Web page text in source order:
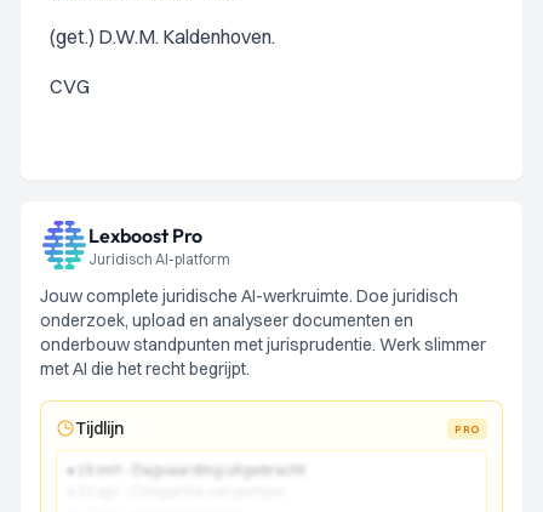
(get.) D.W.M. Kaldenhoven.
CVG
Lexboost Pro
Juridisch AI-platform
Jouw complete juridische AI-werkruimte. Doe juridisch
onderzoek, upload en analyseer documenten en
onderbouw standpunten met jurisprudentie. Werk slimmer
met AI die het recht begrijpt.
Tijdlijn PRO
● 15 mrt - Dagvaarding uitgebracht